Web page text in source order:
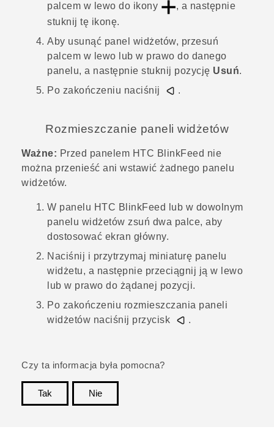
palcem w lewo do ikony
, a następnie
stuknij tę ikonę.
Aby usunąć panel widżetów, przesuń
palcem w lewo lub w prawo do danego
panelu, a następnie stuknij pozycję Usuń.
Po zakończeniu naciśnij
.
Rozmieszczanie paneli widżetów
Ważne: Przed panelem HTC BlinkFeed nie
można przenieść ani wstawić żadnego panelu
widżetów.
W panelu HTC BlinkFeed
lub w dowolnym
panelu widżetów zsuń dwa palce, aby
dostosować ekran główny.
Naciśnij i przytrzymaj miniaturę panelu
widżetu, a następnie przeciągnij ją w lewo
lub w prawo do żądanej pozycji.
Po zakończeniu rozmieszczania paneli
widżetów naciśnij przycisk
.
Czy ta informacja była pomocna?
Tak
Nie